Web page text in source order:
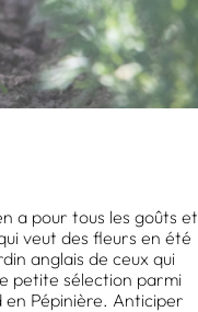
a pour tous les goûts et
veut des fleurs en été
anglais de ceux qui
petite sélection parmi
Pépinière. Anticiper